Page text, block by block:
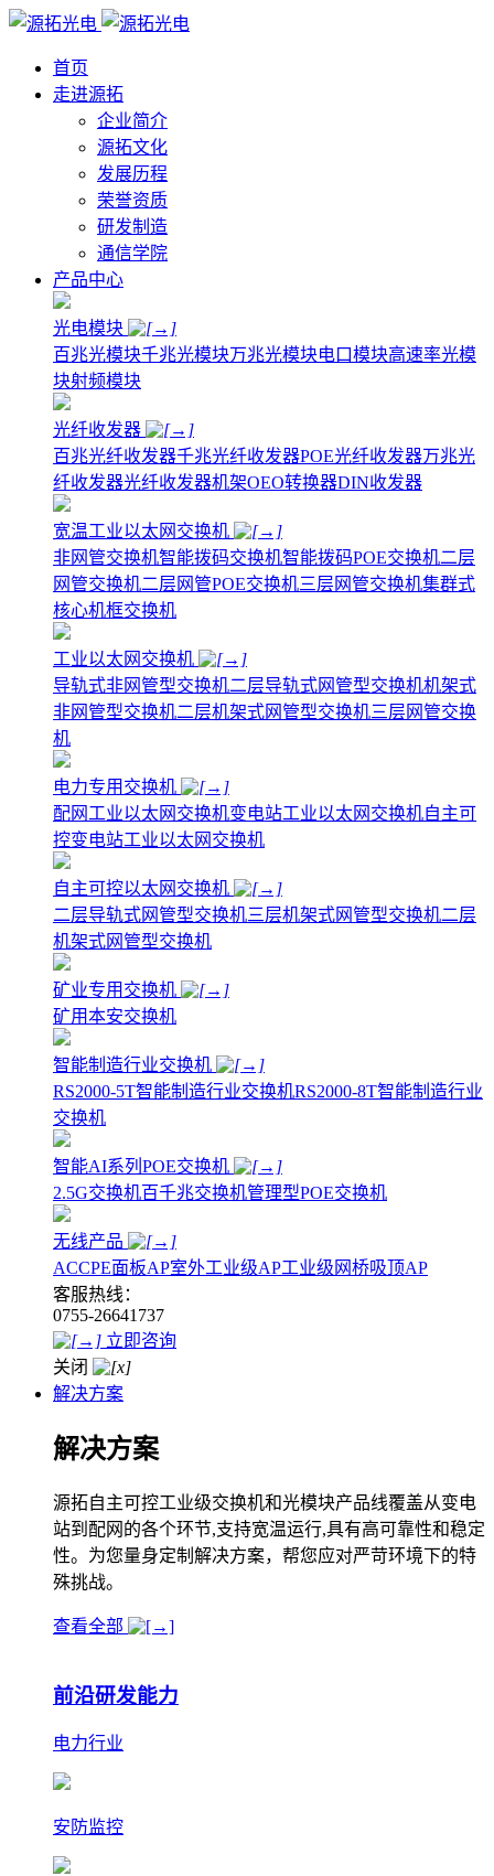
首页
走进源拓
企业简介
源拓文化
发展历程
荣誉资质
研发制造
通信学院
产品中心
光电模块
百兆光模块千兆光模块万兆光模块电口模块高速率光模
块射频模块
光纤收发器
百兆光纤收发器千兆光纤收发器POE光纤收发器万兆光
纤收发器光纤收发器机架OEO转换器DIN收发器
宽温工业以太网交换机
非网管交换机智能拨码交换机智能拨码POE交换机二层
网管交换机二层网管POE交换机三层网管交换机集群式
核心机框交换机
工业以太网交换机
导轨式非网管型交换机二层导轨式网管型交换机机架式
非网管型交换机二层机架式网管型交换机三层网管交换
机
电力专用交换机
配网工业以太网交换机变电站工业以太网交换机自主可
控变电站工业以太网交换机
自主可控以太网交换机
二层导轨式网管型交换机三层机架式网管型交换机二层
机架式网管型交换机
矿业专用交换机
矿用本安交换机
智能制造行业交换机
RS2000-5T智能制造行业交换机RS2000-8T智能制造行业
交换机
智能AI系列POE交换机
2.5G交换机百千兆交换机管理型POE交换机
无线产品
ACCPE面板AP室外工业级AP工业级网桥吸顶AP
客服热线：
0755-26641737
立即咨询
关闭
解决方案
解决方案
源拓自主可控工业级交换机和光模块产品线覆盖从变电
站到配网的各个环节,支持宽温运行,具有高可靠性和稳定
性。为您量身定制解决方案，帮您应对严苛环境下的特
殊挑战。
查看全部
前沿研发能力
电力行业
安防监控